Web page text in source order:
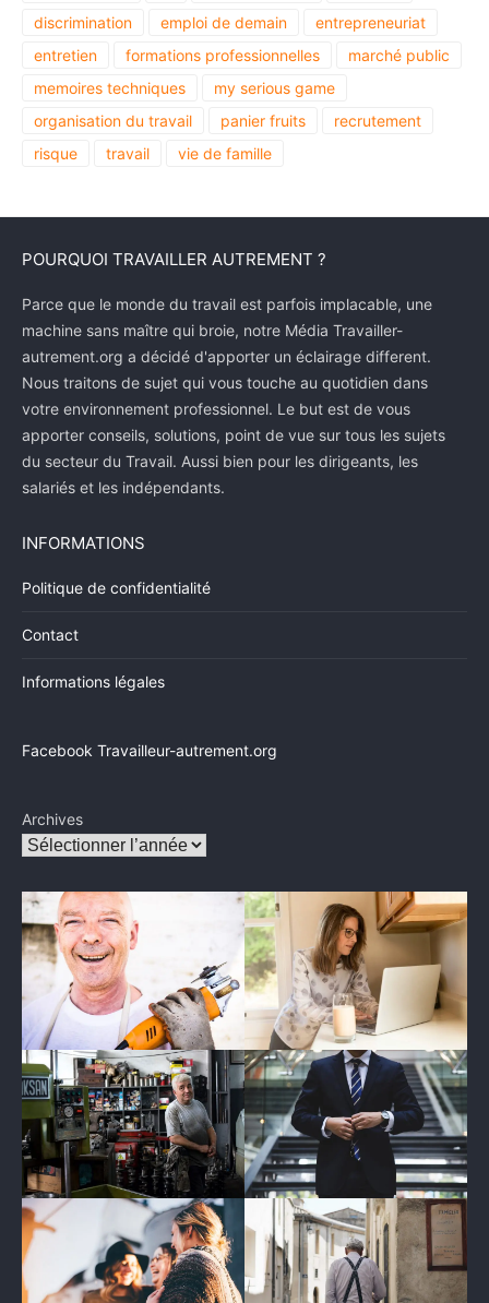
discrimination
emploi de demain
entrepreneuriat
entretien
formations professionnelles
marché public
memoires techniques
my serious game
organisation du travail
panier fruits
recrutement
risque
travail vie de famille
POURQUOI TRAVAILLER AUTREMENT ?
Parce que le monde du travail est parfois implacable, une
machine sans maître qui broie, notre Média Travailler-
autrement.org a décidé d'apporter un éclairage different.
Nous traitons de sujet qui vous touche au quotidien dans
votre environnement professionnel. Le but est de vous
apporter conseils, solutions, point de vue sur tous les sujets
du secteur du Travail. Aussi bien pour les dirigeants, les
salariés et les indépendants.
INFORMATIONS
Politique de confidentialité
Contact
Informations légales
Facebook Travailleur-autrement.org
Archives